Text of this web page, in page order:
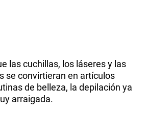
las cuchillas, los láseres y las
se convirtieran en artículos
de belleza, la depilación ya
arraigada.